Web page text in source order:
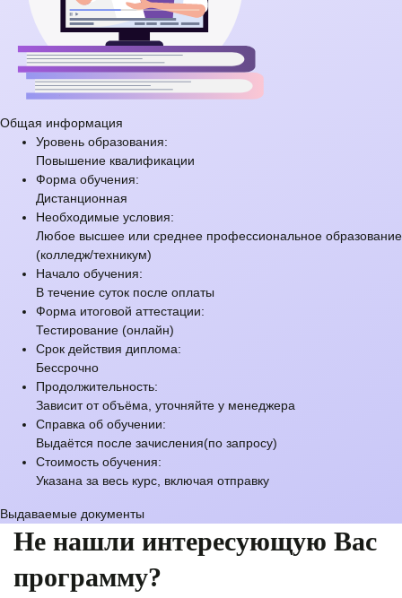
Общая информация
Уровень образования:
Повышение квалификации
Форма обучения:
Дистанционная
Необходимые условия:
Любое высшее или среднее профессиональное образование
(колледж/техникум)
Начало обучения:
В течение суток после оплаты
Форма итоговой аттестации:
Тестирование (онлайн)
Срок действия диплома:
Бессрочно
Продолжительность:
Зависит от объёма, уточняйте у менеджера
Справка об обучении:
Выдаётся после зачисления(по запросу)
Стоимость обучения:
Указана за весь курс, включая отправку
Выдаваемые документы
Не нашли интересующую Вас
программу?